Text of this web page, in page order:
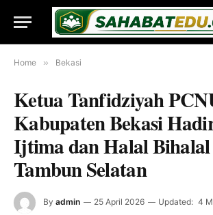
Home » Bekasi
Ketua Tanfidziyah
Kabupaten Bekasi
Ijtima dan Halal
Tambun Selatan
By admin 25 April 2026 Updated: 4